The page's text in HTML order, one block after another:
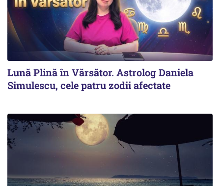
Lună Plină în Vărsător. Astrolog Daniela
Simulescu, cele patru zodii afectate